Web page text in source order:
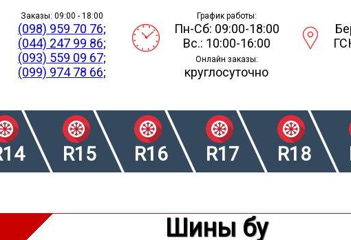
Заказы: 09:00 - 18:00
(098) 959 70 76;
(044) 247 99 86;
(093) 559 09 67;
(099) 974 78 66;
График работы:
Пн-Сб: 09:00-18:00
Вс.: 10:00-16:00
Онлайн заказы:
круглосуточно
R15 R16 R17 R18
Шины бу